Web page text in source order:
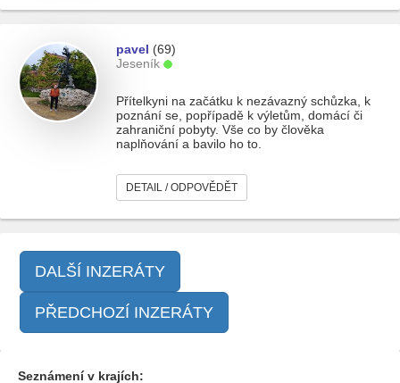
pavel (69)
Jeseník
Přítelkyni na začátku k nezávazný schůzka, k
poznání se, popřípadě k výletům, domácí či
zahraniční pobyty. Vše co by člověka
naplňování a bavilo ho to.
DETAIL / ODPOVĚDĚT
DALŠÍ INZERÁTY
PŘEDCHOZÍ INZERÁTY
Seznámení v krajích: